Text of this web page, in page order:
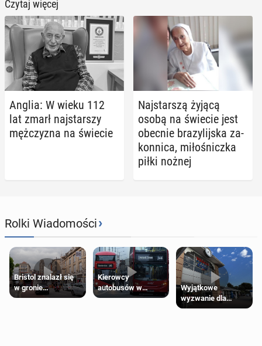
Czytaj więcej
Anglia: W wieku 112
lat zmarł naj­star­szy
męż­czy­zna na świecie
Naj­star­szą żyjącą
osobą na świecie jest
obecnie bra­zy­lij­ska za­
kon­ni­ca, mi­ło­śnicz­ka
piłki nożnej
Rolki Wiadomości›
Bristol znalazł się
w gronie
najlepszych
Kierowcy
autobusów w
Londynie
Wyjątkowe
wyzwanie dla
posiadaczy kart